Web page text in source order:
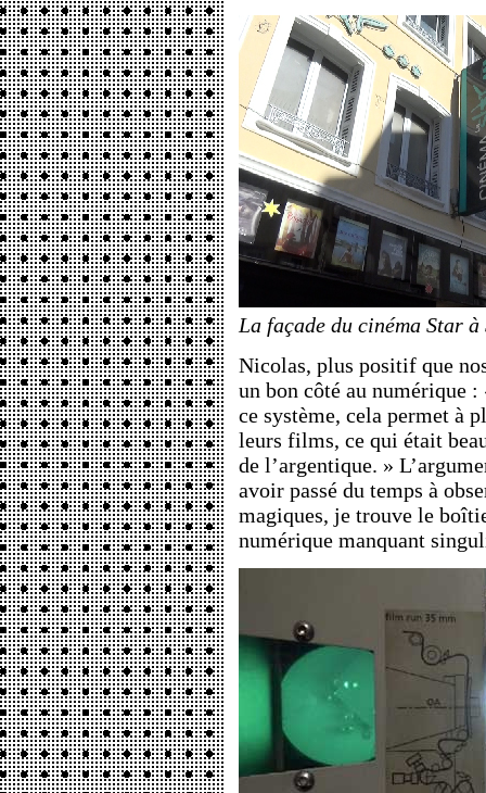
La façade du cinéma Star
Nicolas, plus positif que
un bon côté au numérique
ce système, cela permet à
leurs films, ce qui était
de l’argentique. »
avoir passé du temps à
magiques, je trouve le
numérique manquant